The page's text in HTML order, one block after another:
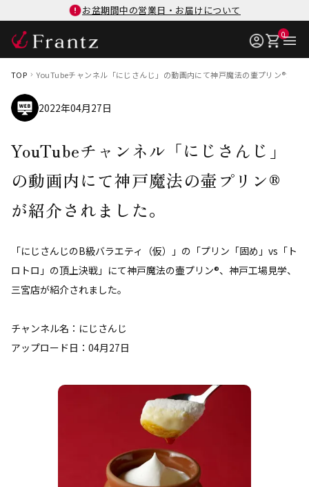
お盆期間中の営業日・お届けについて
0
TOP YouTubeチャンネル「にじさんじ」の動画内にて神戸魔法の壷プリン®が紹
2022年04月27日
YouTubeチャンネル「にじさんじ」
の動画内にて神戸魔法の壷プリン®
が紹介されました。
「にじさんじのB級バラエティ（仮）」の「プリン「固め」vs「ト
ロトロ」の頂上決戦」にて神戸魔法の壷プリン®、神戸工場見学、
三宮店が紹介されました。
チャンネル名：にじさんじ
アップロード日：04月27日